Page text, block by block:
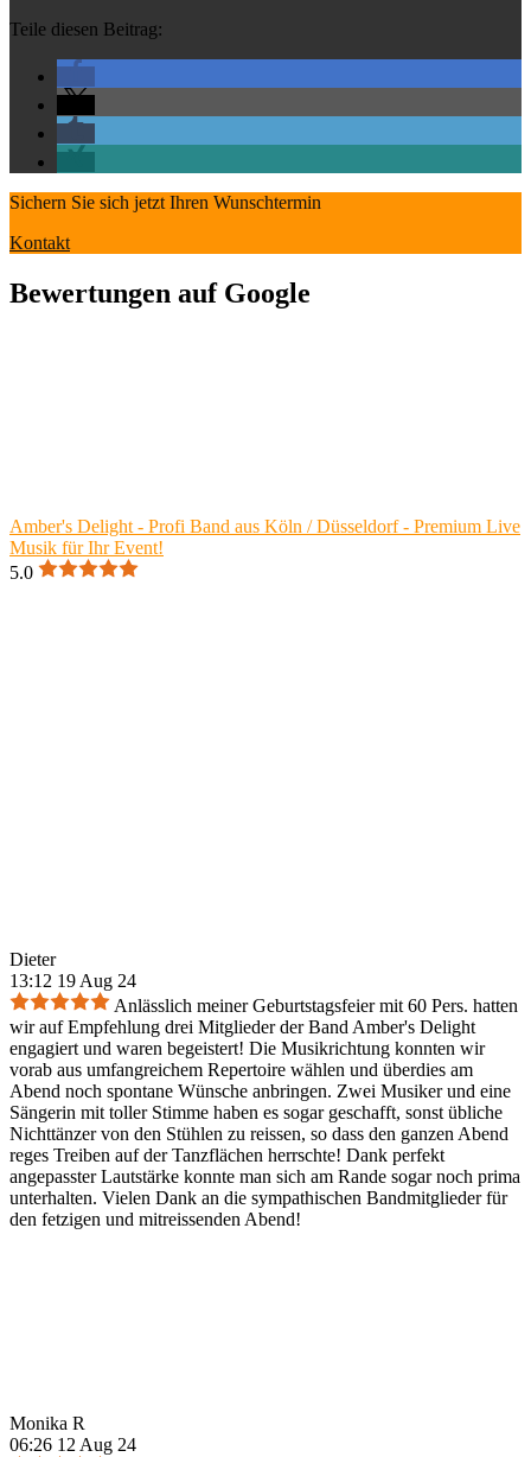
Teile diesen Beitrag:
Sichern Sie sich jetzt Ihren Wunschtermin
Kontakt
Bewertungen auf Google
Amber's Delight - Profi Band aus Köln / Düsseldorf - Premium Live
Musik für Ihr Event!
5.0
Dieter
13:12 19 Aug 24
Anlässlich meiner Geburtstagsfeier mit 60 Pers. hatten
wir auf Empfehlung drei Mitglieder der Band Amber's Delight
engagiert und waren begeistert! Die Musikrichtung konnten wir
vorab aus umfangreichem Repertoire wählen und überdies am
Abend noch spontane Wünsche anbringen. Zwei Musiker und eine
Sängerin mit toller Stimme haben es sogar geschafft, sonst übliche
Nichttänzer von den Stühlen zu reissen, so dass den ganzen Abend
reges Treiben auf der Tanzflächen herrschte! Dank perfekt
angepasster Lautstärke konnte man sich am Rande sogar noch prima
unterhalten. Vielen Dank an die sympathischen Bandmitglieder für
den fetzigen und mitreissenden Abend!
Monika R
06:26 12 Aug 24